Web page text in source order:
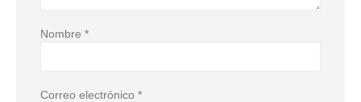
Nombre *
Correo electrónico *